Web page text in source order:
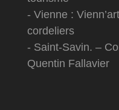
- Vienne :
cordeliers
- Saint-Savin. –
Quentin Fallavier